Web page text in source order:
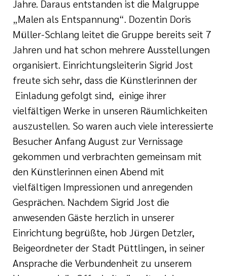
Jahre. Daraus entstanden ist die Malgruppe
„Malen als Entspannung“. Dozentin Doris
Müller-Schlang leitet die Gruppe bereits seit 7
Jahren und hat schon mehrere Ausstellungen
organisiert. Einrichtungsleiterin Sigrid Jost
freute sich sehr, dass die Künstlerinnen der
Einladung gefolgt sind, einige ihrer
vielfältigen Werke in unseren Räumlichkeiten
auszustellen. So waren auch viele interessierte
Besucher Anfang August zur Vernissage
gekommen und verbrachten gemeinsam mit
den Künstlerinnen einen Abend mit
vielfältigen Impressionen und anregenden
Gesprächen. Nachdem Sigrid Jost die
anwesenden Gäste herzlich in unserer
Einrichtung begrüßte, hob Jürgen Detzler,
Beigeordneter der Stadt Püttlingen, in seiner
Ansprache die Verbundenheit zu unserem